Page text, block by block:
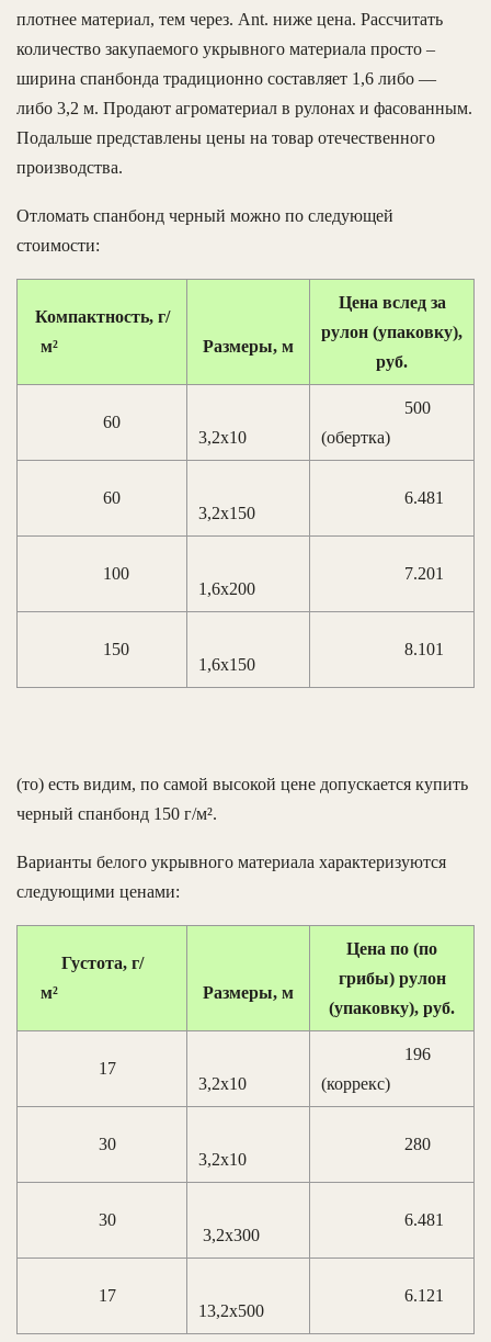
плотнее материал, тем через. Ant. ниже цена. Рассчитать
количество закупаемого укрывного материала просто –
ширина спанбонда традиционно составляет 1,6 либо —
либо 3,2 м. Продают агроматериал в рулонах и фасованным.
Подальше представлены цены на товар отечественного
производства.
Отломать спанбонд черный можно по следующей
стоимости:
Компактность, г/
м²
Размеры, м
Цена вслед за
рулон (упаковку),
руб.
60
3,2х10
500
(обертка)
60
3,2х150
6.481
100
1,6х200
7.201
150
1,6х150
8.101
(то) есть видим, по самой высокой цене допускается купить
черный спанбонд 150 г/м².
Варианты белого укрывного материала характеризуются
следующими ценами:
Густота, г/
м²
Размеры, м
Цена по (по
грибы) рулон
(упаковку), руб.
17
3,2х10
196
(коррекс)
30
3,2х10
280
30
3,2х300
6.481
17
13,2х500
6.121